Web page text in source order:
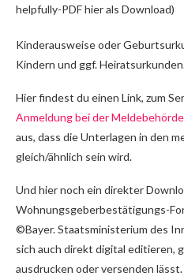
helpfully-PDF hier als Download)
Kinderausweise oder
Kindern und ggf.
Hier findest du einen Link, zum
Anmeldung bei der
aus, dass die Unterlagen in den
gleich/ähnlich sein wird.
Und hier noch ein direkter
Wohnungsgeberbestätigungs-
©Bayer. Staatsministerium des
sich auch direkt digital editieren,
ausdrucken oder versenden lässt.